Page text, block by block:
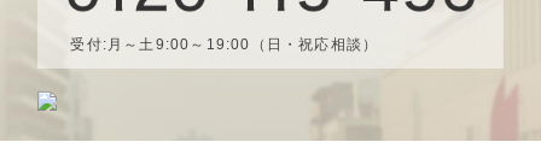
受付:月～土9:00～19:00（日・祝応相談）